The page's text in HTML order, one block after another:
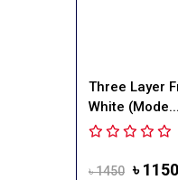
Two Layer
৳ 950 ৳ 750